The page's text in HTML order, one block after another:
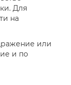
Для
на
или
и по